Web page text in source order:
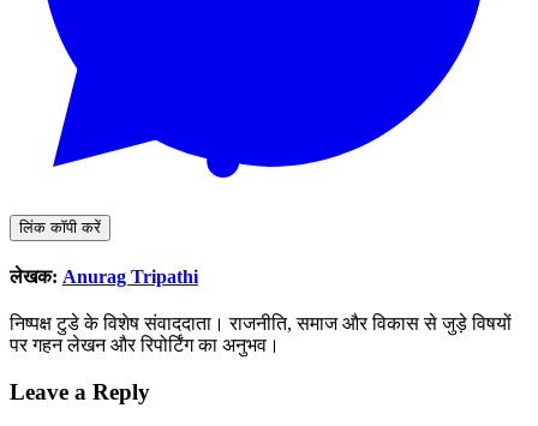
लिंक कॉपी करें
लेखक: Anurag Tripathi
निष्पक्ष टुडे के विशेष संवाददाता। राजनीति, समाज और विकास से जुड़े विषयों
पर गहन लेखन और रिपोर्टिंग का अनुभव।
Leave a Reply